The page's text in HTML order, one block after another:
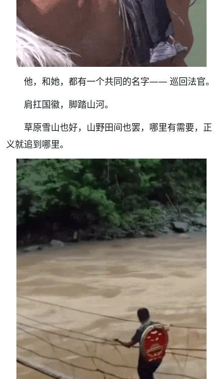
他，和她，都有一个共同的名字—— 巡回法官。
肩扛国徽，脚踏山河。
草原雪山也好，山野田间也罢，哪里有需要，正
义就追到哪里。